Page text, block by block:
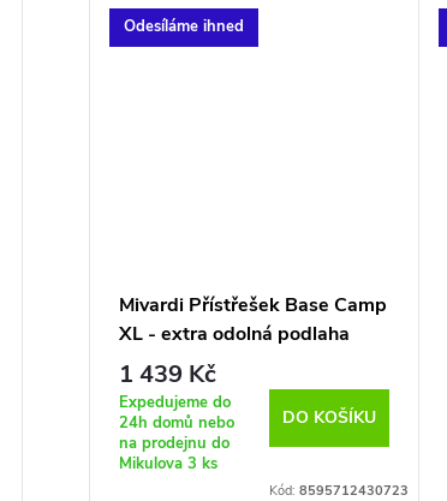
Odesíláme ihned
Mivardi Přístřešek Base Camp
XL - extra odolná podlaha
1 439 Kč
Expedujeme do
24h domů nebo
na prodejnu do
Mikulova 3 ks
DO KOŠÍKU
Kód:8595712430723